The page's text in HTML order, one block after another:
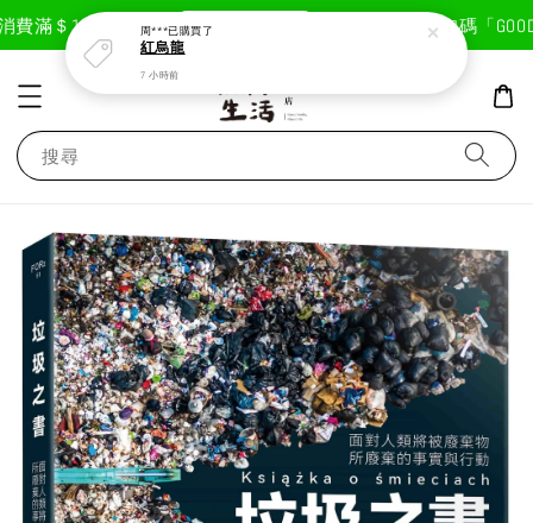
滿＄1800免運費 現在去購物！ 首次註冊輸入折扣碼「
搜尋
周***已購買了
紅烏龍
7 小時前